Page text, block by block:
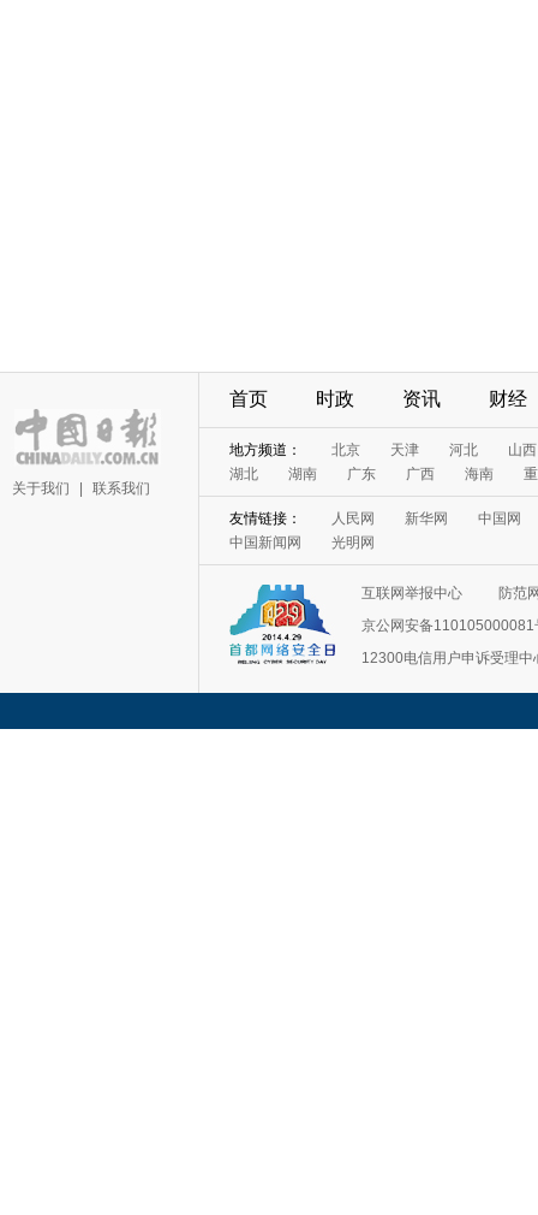
关于我们 联系我们
首页 时政 资讯 财经
地方频道： 北京 天津 河北
山西
湖北
湖南 广东 广西 海南
友情链接： 人民网 新华网
中国网
中国新闻网
光明网
互联网举报中心
防范
京公网安备110105000081
12300电信用户申诉受理中